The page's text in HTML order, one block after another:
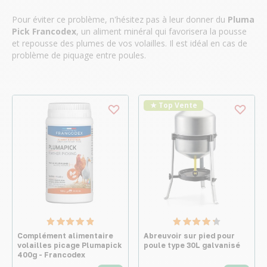
Pour éviter ce problème, n'hésitez pas à leur donner du Pluma
Pick Francodex, un aliment minéral qui favorisera la pousse
et repousse des plumes de vos volailles. Il est idéal en cas de
problème de piquage entre poules.
Complément alimentaire
volailles picage Plumapick
400g - Francodex
★ Top Vente
Abreuvoir sur pied pour
poule type 30L galvanisé